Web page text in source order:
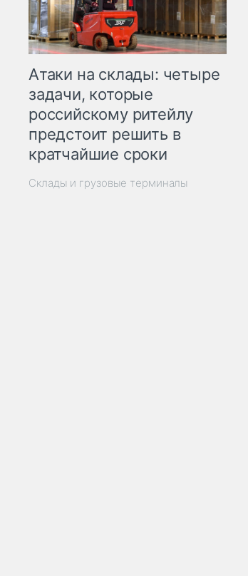
Атаки на склады: четыре
задачи, которые
российскому ритейлу
предстоит решить в
кратчайшие сроки
Склады и грузовые терминалы